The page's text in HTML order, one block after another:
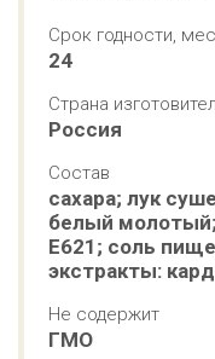
Срок годности, мес
24
Страна
Россия
Состав
сахара; лук
белый молотый;
Е621; соль
экстракты:
Не содержит
ГМО